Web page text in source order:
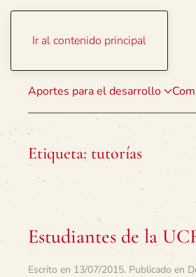
Ir al contenido principal
Aportes para el desarrollo
Etiqueta: tutorías
Estudiantes de la
Escrito en 13/07/2015. Publicado en